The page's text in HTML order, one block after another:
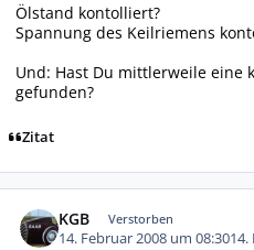
Ölstand kontolliert?
Spannung des Keilriemens
Und: Hast Du mittlerweile eine
gefunden?
Zitat
KGB Verstorben
14. Februar 2008 um 08:3014.